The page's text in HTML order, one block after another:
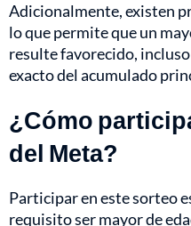
Adicionalmente, existen
lo que permite que un
resulte favorecido,
exacto del acumulado
¿Cómo
del Meta?
Participar en este sorteo
requisito ser mayor de